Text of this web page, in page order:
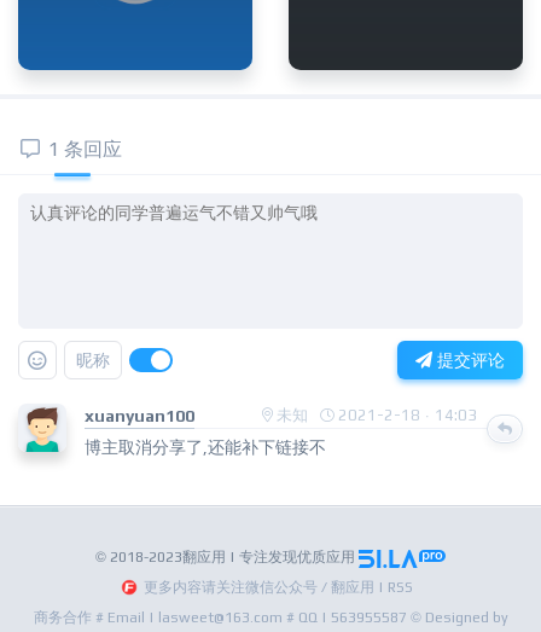
1 条回应
昵称 提交评论
xuanyuan100 未知 2021-2-18 · 14:03
博主取消分享了,还能补下链接不
© 2018-2023翻应用 | 专注发现优质应用
更多内容请关注微信公众号 / 翻应用 | RSS
商务合作 # Email | lasweet@163.com # QQ | 563955587 © Designed by